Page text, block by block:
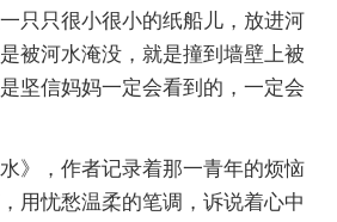
只只很小很小的纸船儿，放进河
被河水淹没，就是撞到墙壁上被
坚信妈妈一定会看到的，一定会
》，作者记录着那一青年的烦恼
用忧愁温柔的笔调，诉说着心中